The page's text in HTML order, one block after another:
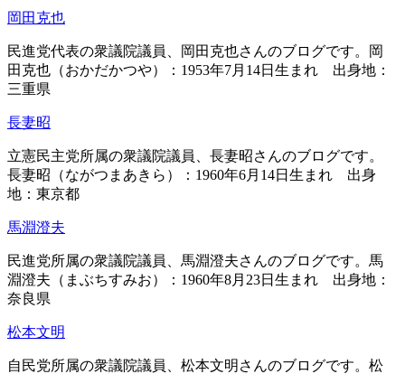
岡田克也
民進党代表の衆議院議員、岡田克也さんのブログです。岡
田克也（おかだかつや）：1953年7月14日生まれ 出身地：
三重県
長妻昭
立憲民主党所属の衆議院議員、長妻昭さんのブログです。
長妻昭（ながつまあきら）：1960年6月14日生まれ 出身
地：東京都
馬淵澄夫
民進党所属の衆議院議員、馬淵澄夫さんのブログです。馬
淵澄夫（まぶちすみお）：1960年8月23日生まれ 出身地：
奈良県
松本文明
自民党所属の衆議院議員、松本文明さんのブログです。松